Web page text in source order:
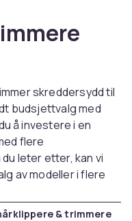
skreddersydd til
budsjettvalg med
å investere i en
flere
leter etter, kan vi
av modeller i flere
& trimmere